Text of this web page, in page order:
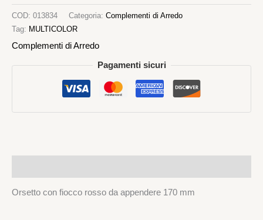
COD: 013834 Categoria: Complementi di Arredo
Tag: MULTICOLOR
Complementi di Arredo
Pagamenti sicuri
Orsetto con fiocco rosso da appendere 170 mm